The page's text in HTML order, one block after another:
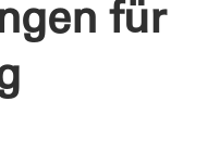
für